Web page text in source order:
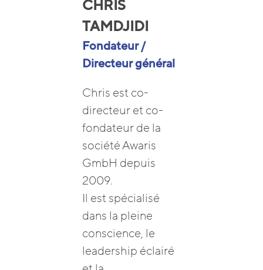
CHRIS
TAMDJIDI
Fondateur /
Directeur général
Chris est co-
directeur et co-
fondateur de la
société Awaris
GmbH depuis
2009.
Il est spécialisé
dans la pleine
conscience, le
leadership éclairé